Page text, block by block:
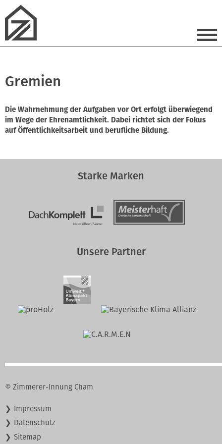
Gremien
Die Wahrnehmung der Aufgaben vor Ort erfolgt überwiegend
im Wege der Ehrenamtlichkeit. Dabei richtet sich der Fokus
auf Öffentlichkeitsarbeit und berufliche Bildung.
Starke Marken
Unsere Partner
© Zimmerer-Innung Cham
Navigation
überspringen
Impressum
Datenschutz
Sitemap